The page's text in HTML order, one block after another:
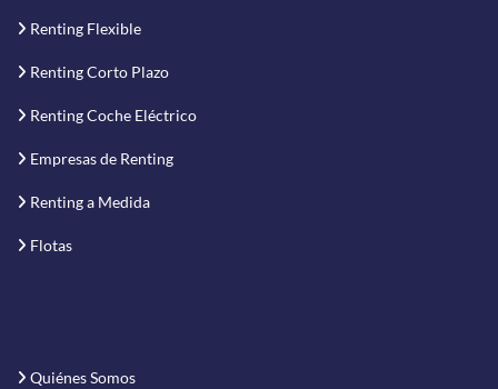
Renting Flexible
Renting Corto Plazo
Renting Coche Eléctrico
Empresas de Renting
Renting a Medida
Flotas
Quiénes Somos